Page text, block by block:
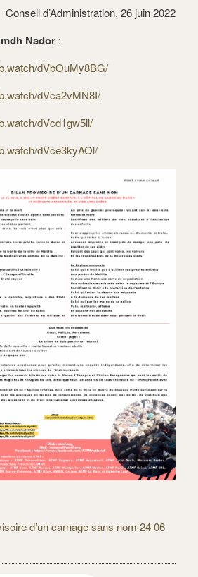
Conseil d’Administration, 26 juin 2022
Nador :
dVbOuMy8BG/
dVca2vMN8I/
dVcd1gw5ll/
dVce3kyAOl/
d’un carnage sans nom 24 06